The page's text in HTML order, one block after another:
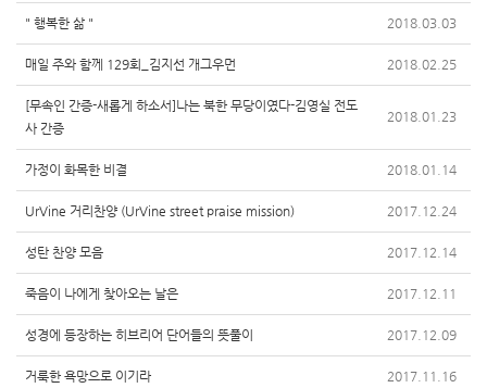
" 행복한 삶 " 2018.03.03
매일 주와 함께 129회_김지선 개그우먼 2018.02.25
[무속인 간증-새롭게 하소서]나는 북한 무당이였다-김영실 전도
사 간증
2018.01.23
가정이 화목한 비결 2018.01.14
UrVine 거리찬양 (UrVine street praise mission) 2017.12.24
성탄 찬양 모음 2017.12.14
죽음이 나에게 찾아오는 날은 2017.12.11
성경에 등장하는 히브리어 단어들의 뜻풀이 2017.12.09
거룩한 욕망으로 이기라 2017.11.16